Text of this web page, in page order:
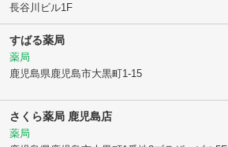
長谷川ビル1F
すばる薬局
薬局
鹿児島県鹿児島市大黒町1-15
さくら薬局 鹿児島店
薬局